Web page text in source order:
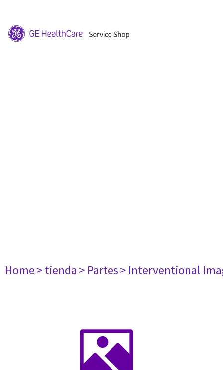
Home> tienda> Partes> Interventional